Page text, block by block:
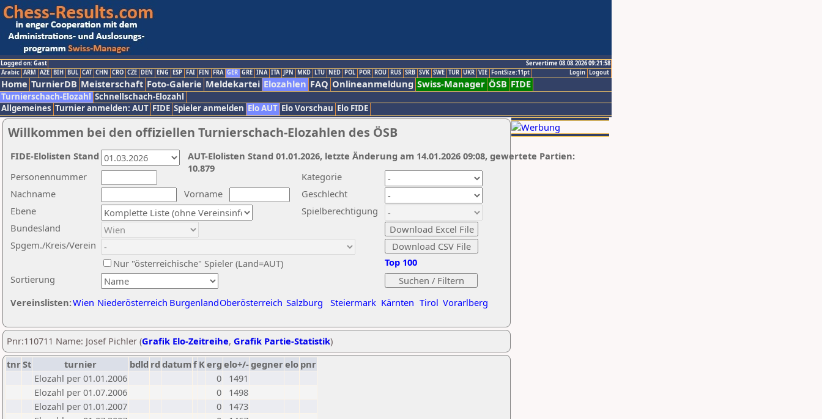
Logged on: Gast
Servertime 08.08.2026 09:21:58
Logout
Login
Arabic ARM AZE BIH BUL CAT CHN CRO CZE DEN ENG ESP FAI FIN FRA GER GRE INA ITA JPN MKD LTU NED POL POR ROU RUS SRB SVK SWE TUR UKR VIE FontSize:11pt
Home TurnierDB Meisterschaft Foto-Galerie Meldekartei Elozahlen FAQ Onlineanmeldung Swiss-Manager ÖSB FIDE
Turnierschach-Elozahl Schnellschach-Elozahl
Allgemeines Turnier anmelden: AUT FIDE Spieler anmelden Elo AUT Elo Vorschau Elo FIDE
Willkommen bei den offiziellen Turnierschach-Elozahlen des ÖSB
Nachname
Vorname
Ebene
Kategorie
Sortierung
Personennummer
Bundesland
Spgem./Kreis/Verein
Geschlecht
Nur "österreichische" Spieler (Land=AUT)
Spielberechtigung
Vereinslisten:Wien Niederösterreich BurgenlandOberösterreich Salzburg Steiermark Kärnten Tirol Vorarlberg
Top 100
AUT-Elolisten Stand 01.01.2026, letzte Änderung am 14.01.2026 09:08, gewertete Partien:
10.879
FIDE-Elolisten Stand
Pnr:110711 Name: Josef Pichler (Grafik Elo-Zeitreihe, Grafik Partie-Statistik)
tnrSt turnier bdld rd datumf Kerg elo+/-gegnerelo pnr
Elozahl per 01.01.2006
0
1491
Elozahl per 01.07.2006
0
1498
Elozahl per 01.01.2007
0
1473